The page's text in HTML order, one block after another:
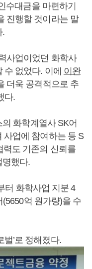
수대금을 마련하기
진행할 것이라는 말
.
사업이었던 화학사
수 없었다. 이에 이완
더욱 공격적으로 추
다.
화학계열사 SK어
사업에 참여하는 등 S
력도 기존의 신뢰를
명했다.
터 화학사업 지분 4
억 원가량)을 수
벌’로 정해졌다.